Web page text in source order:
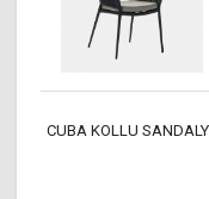
CUBA KOLLU